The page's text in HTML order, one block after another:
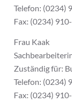
Telefon: (0234)
Fax: (0234)
Frau Kaak
Zuständig für:
Telefon: (0234)
Fax: (0234)